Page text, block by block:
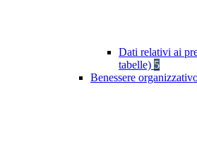
Dati relativi ai
tabelle) 5
Benessere